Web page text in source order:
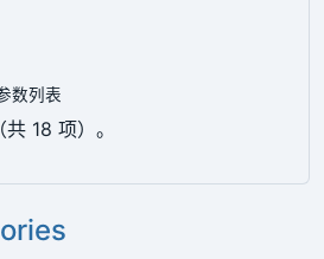
数列表
18 项）。